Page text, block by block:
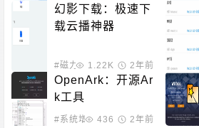
幻影下载：极速下
载云播神器
#磁力解析 #离线下载
1.22K 2年前
OpenArk：开源Ar
k工具
#系统增强 436 2年前